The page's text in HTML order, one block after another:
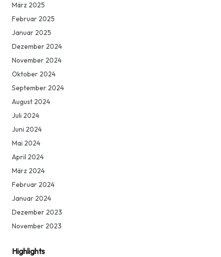
März 2025
Februar 2025
Januar 2025
Dezember 2024
November 2024
Oktober 2024
September 2024
August 2024
Juli 2024
Juni 2024
Mai 2024
April 2024
März 2024
Februar 2024
Januar 2024
Dezember 2023
November 2023
Highlights